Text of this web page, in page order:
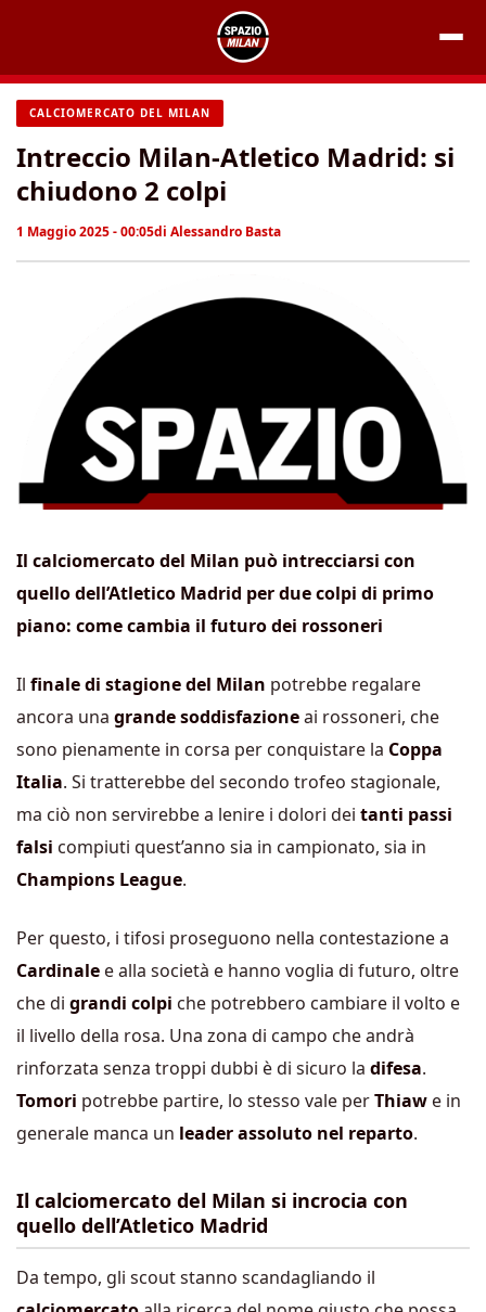
contenuto
CALCIOMERCATO DEL MILAN
Intreccio Milan-Atletico Madrid: si
chiudono 2 colpi
1 Maggio 2025 - 00:05di Alessandro Basta
Il calciomercato del Milan può intrecciarsi con
quello dell’Atletico Madrid per due colpi di primo
piano: come cambia il futuro dei rossoneri
Il finale di stagione del Milan potrebbe regalare
ancora una grande soddisfazioneai rossoneri, che
sono pienamente in corsa per conquistare la Coppa
Italia. Si tratterebbe del secondo trofeo stagionale,
ma ciò non servirebbe a lenire i dolori dei tanti passi
falsi compiuti quest’anno sia in campionato, sia in
Champions League.
Per questo, i tifosi proseguono nella contestazione a
Cardinale e alla società e hanno voglia di futuro, oltre
che di grandi colpi che potrebbero cambiare il volto e
il livello della rosa. Una zona di campo che andrà
rinforzata senza troppi dubbi è di sicuro la difesa.
Tomori potrebbe partire, lo stesso vale perThiaw e in
generale manca un leader assoluto nel reparto.
Il calciomercato del Milan si incrocia con
quello dell’Atletico Madrid
Da tempo, gli scout stanno scandagliando il